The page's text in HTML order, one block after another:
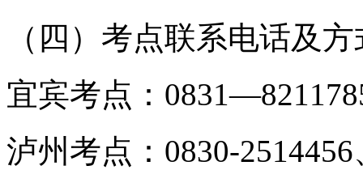
（ 四 ）考点联系电话及方
宜宾考点：
泸州考点： 0830-